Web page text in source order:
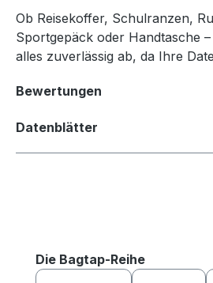
Ob Reisekoffer, Schulranzen,
Sportgepäck oder Handtasche
alles zuverlässig ab, da Ihre
Bewertungen
Datenblätter
Produktgalerie überspringen
Die Bagtap-Reihe